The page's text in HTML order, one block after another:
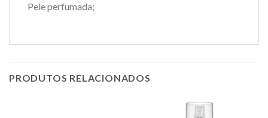
Pele perfumada;
PRODUTOS RELACIONADOS